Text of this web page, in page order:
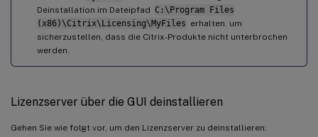
Deinstallation im Dateipfad C:\Program Files
(x86)\Citrix\Licensing\MyFiles erhalten. um
sicherzustellen, dass die Citrix-Produkte nicht unterbrochen
werden.
Lizenzserver über die GUI deinstallieren
Gehen Sie wie folgt vor, um den Lizenzserver zu deinstallieren: